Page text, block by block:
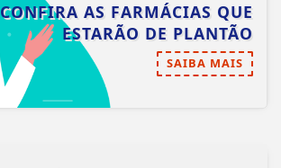
CONFIRA AS FARMÁCIAS QUE
ESTARÃO DE PLANTÃO
SAIBA MAIS